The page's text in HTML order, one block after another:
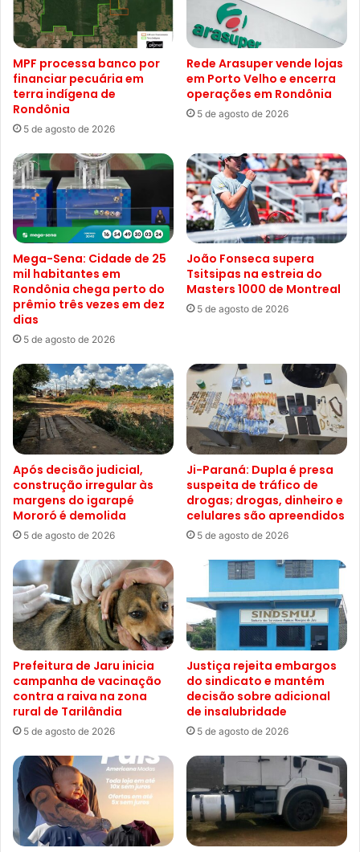
MPF processa banco por
financiar pecuária em
terra indígena de
Rondônia
5 de agosto de 2026
Rede Arasuper vende lojas
em Porto Velho e encerra
operações em Rondônia
5 de agosto de 2026
Mega-Sena: Cidade de 25
mil habitantes em
Rondônia chega perto do
prêmio três vezes em dez
dias
5 de agosto de 2026
João Fonseca supera
Tsitsipas na estreia do
Masters 1000 de Montreal
5 de agosto de 2026
Após decisão judicial,
construção irregular às
margens do igarapé
Mororó é demolida
5 de agosto de 2026
Ji-Paraná: Dupla é presa
suspeita de tráfico de
drogas; drogas, dinheiro e
celulares são apreendidos
5 de agosto de 2026
Prefeitura de Jaru inicia
campanha de vacinação
contra a raiva na zona
rural de Tarilândia
5 de agosto de 2026
Justiça rejeita embargos
do sindicato e mantém
decisão sobre adicional
de insalubridade
5 de agosto de 2026